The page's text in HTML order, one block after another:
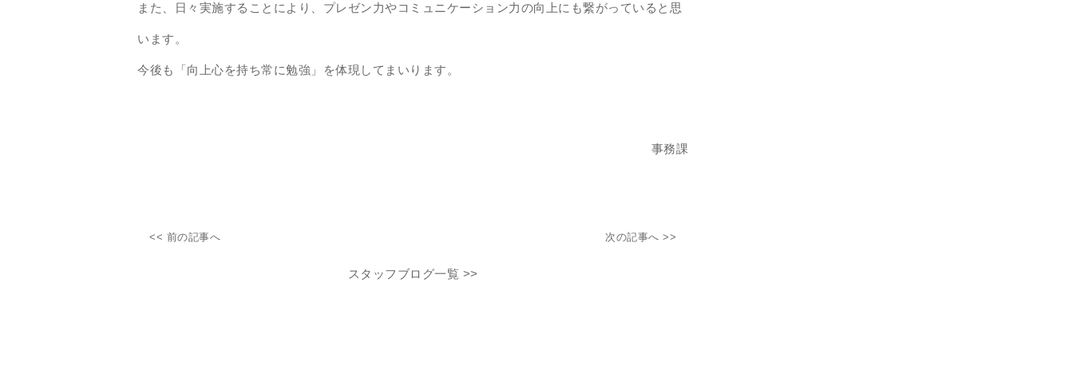
また、日々実施することにより、プレゼン力やコミュニケーション力の向上にも繋がっていると思
います。
今後も「向上心を持ち常に勉強」を体現してまいります。
事務課
<< 前の記事へ 次の記事へ >>
スタッフブログ一覧 >>